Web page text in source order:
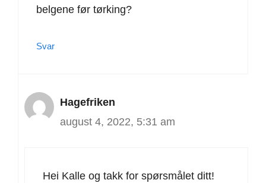
belgene før tørking?
Svar
Hagefriken
august 4, 2022, 5:31 am
Hei Kalle og takk for spørsmålet ditt!